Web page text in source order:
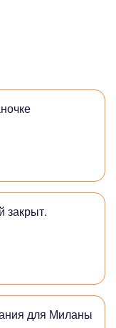
закрыт.
для Миланы